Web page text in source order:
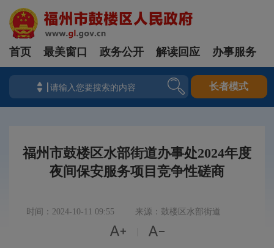
首页 最美窗口 政务公开 解读回应 办事服务
长者模式
福州市鼓楼区水部街道办事处2024年度
夜间保安服务项目竞争性磋商
时间：2024-10-11 09:55 来源：鼓楼区水部街道
 